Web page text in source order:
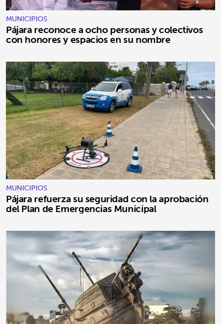
MUNICIPIOS
Pájara reconoce a ocho personas y colectivos
con honores y espacios en su nombre
MUNICIPIOS
Pájara refuerza su seguridad con la aprobación
del Plan de Emergencias Municipal